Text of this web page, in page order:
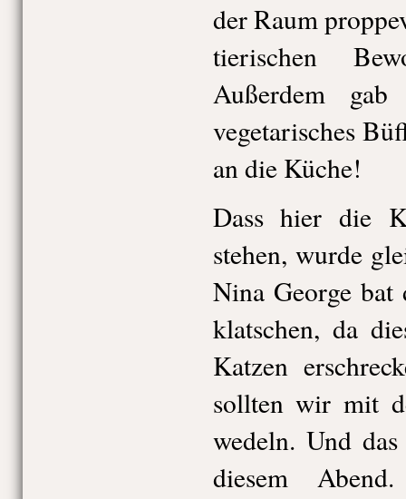
der Raum
tierischen
Außerdem gab
vegetarisches
an die Küche!
Dass hier die
stehen, wurde
Nina George bat
klatschen, da
Katzen
sollten wir mit
wedeln. Und
diesem